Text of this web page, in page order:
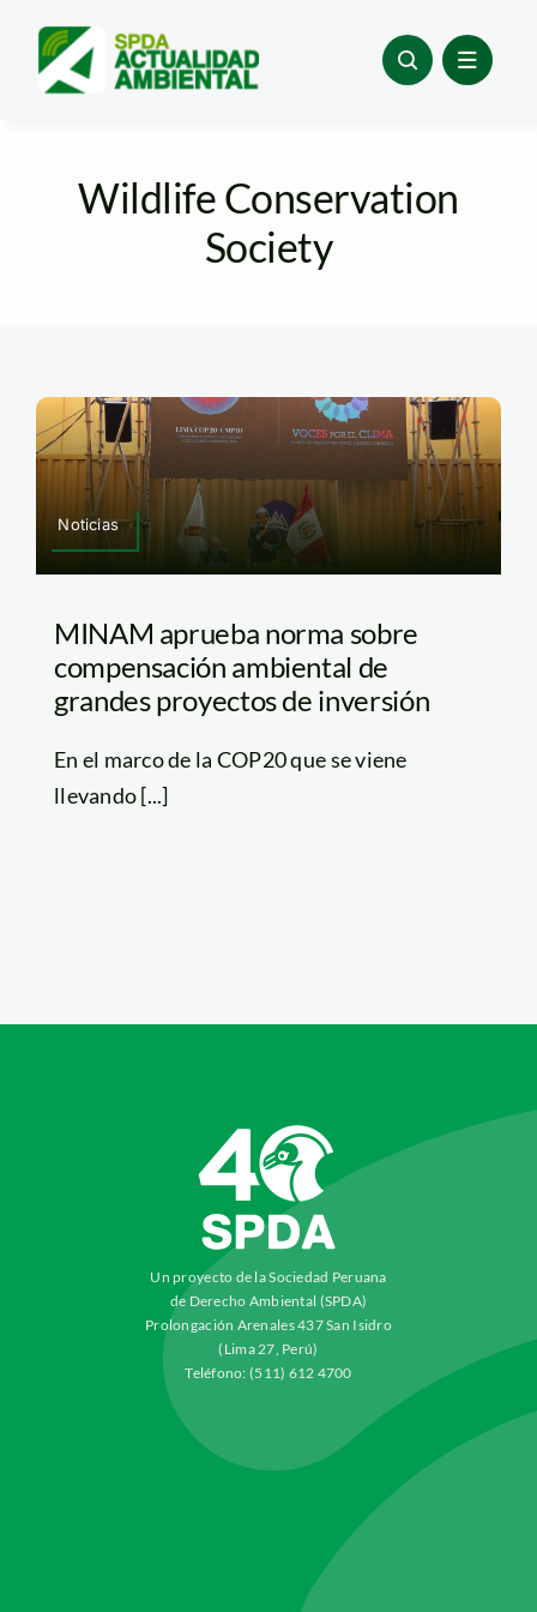
content
Wildlife Conservation
Society
Noticias
MINAM aprueba norma sobre
compensación ambiental de
grandes proyectos de inversión
En el marco de la COP20 que se viene
llevando [...]
Un proyecto de la Sociedad Peruana
de Derecho Ambiental (SPDA)
Prolongación Arenales 437 San Isidro
(Lima 27, Perú)
Teléfono: (511) 612 4700